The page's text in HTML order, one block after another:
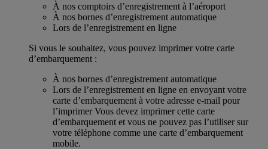
À nos comptoirs d’enregistrement à l’aéroport
À nos bornes d’enregistrement automatique
Lors de l’enregistrement en ligne
Si vous le souhaitez, vous pouvez imprimer votre carte
d’embarquement :
À nos bornes d’enregistrement automatique
Lors de l’enregistrement en ligne en envoyant votre
carte d’embarquement à votre adresse e-mail pour
l’imprimer Vous devez imprimer cette carte
d’embarquement et vous ne pouvez pas l’utiliser sur
votre téléphone comme une carte d’embarquement
mobile.